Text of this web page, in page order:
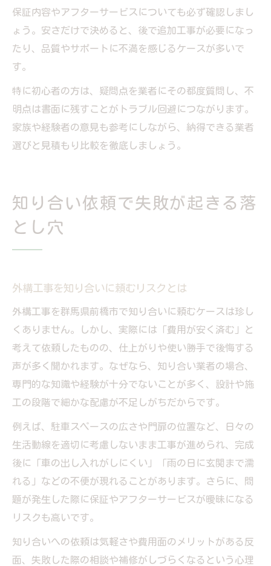
保証内容やアフターサービスについても必ず確認しまし
ょう。安さだけで決めると、後で追加工事が必要になっ
たり、品質やサポートに不満を感じるケースが多いで
す。
特に初心者の方は、疑問点を業者にその都度質問し、不
明点は書面に残すことがトラブル回避につながります。
家族や経験者の意見も参考にしながら、納得できる業者
選びと見積もり比較を徹底しましょう。
知り合い依頼で失敗が起きる落
とし穴
外構工事を知り合いに頼むリスクとは
外構工事を群馬県前橋市で知り合いに頼むケースは珍し
くありません。しかし、実際には「費用が安く済む」と
考えて依頼したものの、仕上がりや使い勝手で後悔する
声が多く聞かれます。なぜなら、知り合い業者の場合、
専門的な知識や経験が十分でないことが多く、設計や施
工の段階で細かな配慮が不足しがちだからです。
例えば、駐車スペースの広さや門扉の位置など、日々の
生活動線を適切に考慮しないまま工事が進められ、完成
後に「車の出し入れがしにくい」「雨の日に玄関まで濡
れる」などの不便が現れることがあります。さらに、問
題が発生した際に保証やアフターサービスが曖昧になる
リスクも高いです。
知り合いへの依頼は気軽さや費用面のメリットがある反
面、失敗した際の相談や補修がしづらくなるという心理